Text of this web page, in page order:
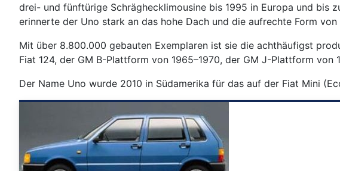
drei- und fünftürige Schräghecklimousine bis 1995 in Europa und bis
erinnerte der Uno stark an das hohe Dach und die aufrechte Form
Mit über 8.800.000 gebauten Exemplaren ist sie die achthäufigst
Fiat 124, der GM B-Plattform von 1965–1970, der GM J-Plattform von
Der Name Uno wurde 2010 in Südamerika für das auf der Fiat Mini